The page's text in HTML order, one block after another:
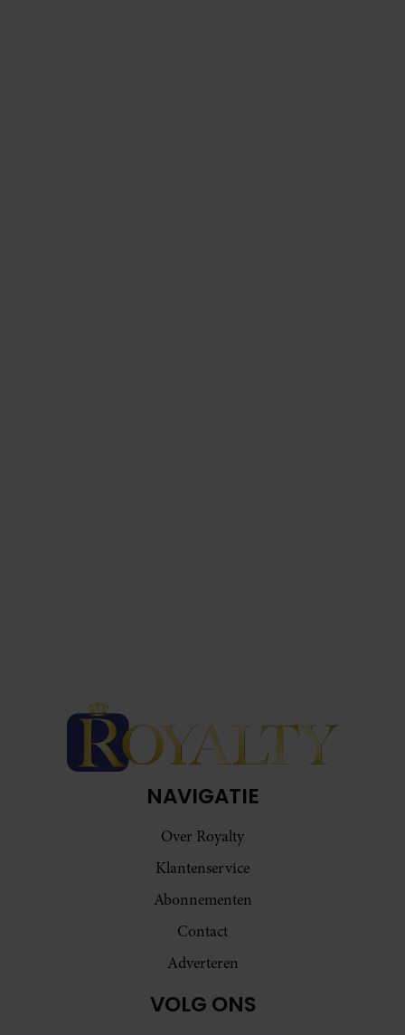
NAVIGATIE
Over Royalty
Klantenservice
Abonnementen
Contact
Adverteren
VOLG ONS